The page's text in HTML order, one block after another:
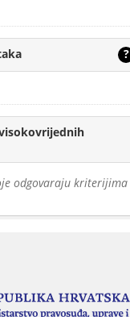
?
odgovaraju kriterijima